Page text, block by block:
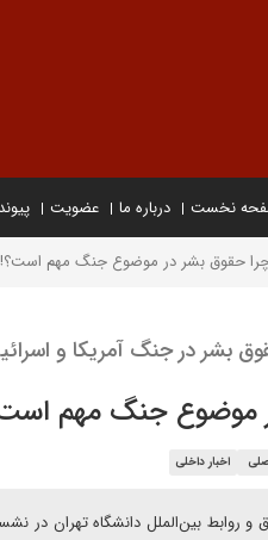
نخست درباره ما عضویت
چرا حقوق بشر در موضوع جنگ مهم است؟!
در جنگ آمریکا و اسرائیل
موضوع جنگ مهم
اخبار داخلی
و روابط بین‌الملل دانشگاه تهران